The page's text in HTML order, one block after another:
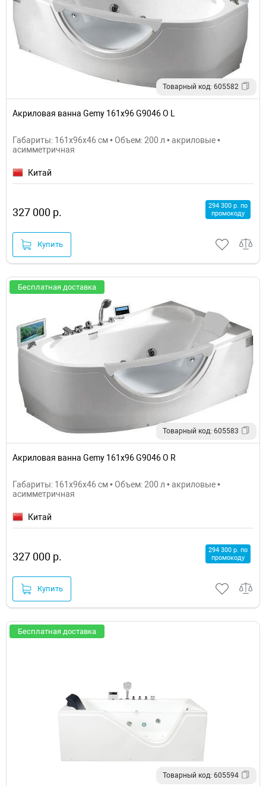
Товарный код: 605582
Акриловая ванна Gemy 161x96 G9046 O L
Габариты: 161x96x46 см • Объем: 200 л • акриловые •
асимметричная
Китай
327 000 р.
294 300 р. по
промокоду
Купить
Бесплатная доставка
Товарный код: 605583
Акриловая ванна Gemy 161x96 G9046 O R
Габариты: 161x96x46 см • Объем: 200 л • акриловые •
асимметричная
Китай
327 000 р.
294 300 р. по
промокоду
Купить
Бесплатная доставка
Товарный код: 605594